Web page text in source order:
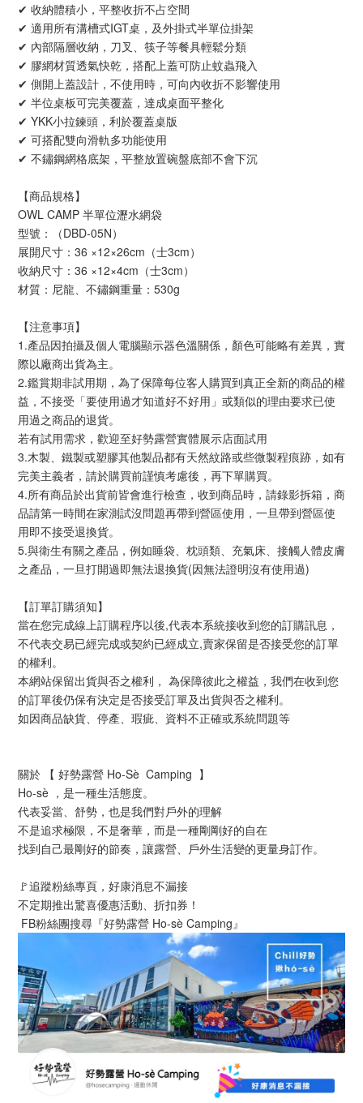
✔ 收納體積小，平整收折不占空間
✔ 適用所有溝槽式IGT桌，及外掛式半單位掛架
✔ 內部隔層收納，刀叉、筷子等餐具輕鬆分類
✔ 膠網材質透氣快乾，搭配上蓋可防止蚊蟲飛入
✔ 側開上蓋設計，不使用時，可向內收折不影響使用
✔ 半位桌板可完美覆蓋，達成桌面平整化
✔ YKK小拉鍊頭，利於覆蓋桌版
✔ 可搭配雙向滑軌多功能使用
✔ 不鏽鋼網格底架，平整放置碗盤底部不會下沉
【商品規格】
OWL CAMP 半單位瀝水網袋
型號：（DBD-05N）
展開尺寸：36 ×12×26cm（士3cm）
收納尺寸：36 ×12×4cm（士3cm）
材質：尼龍、不鏽鋼重量：530g
【注意事項】
1.產品因拍攝及個人電腦顯示器色溫關係，顏色可能略有差異，實
際以廠商出貨為主。
2.鑑賞期非試用期，為了保障每位客人購買到真正全新的商品的權
益，不接受「要使用過才知道好不好用」或類似的理由要求已使
用過之商品的退貨。
若有試用需求，歡迎至好勢露營實體展示店面試用
3.木製、鐵製或塑膠其他製品都有天然紋路或些微製程痕跡，如有
完美主義者，請於購買前謹慎考慮後，再下單購買。
4.所有商品於出貨前皆會進行檢查，收到商品時，請錄影拆箱，商
品請第一時間在家測試沒問題再帶到營區使用，一旦帶到營區使
用即不接受退換貨。
5.與衛生有關之產品，例如睡袋、枕頭類、充氣床、接觸人體皮膚
之產品，一旦打開過即無法退換貨(因無法證明沒有使用過)
【訂單訂購須知】
當在您完成線上訂購程序以後,代表本系統接收到您的訂購訊息，
不代表交易已經完成或契約已經成立,賣家保留是否接受您的訂單
的權利。
本網站保留出貨與否之權利， 為保障彼此之權益，我們在收到您
的訂單後仍保有決定是否接受訂單及出貨與否之權利。
如因商品缺貨、停產、瑕疵、資料不正確或系統問題等
關於 【 好勢露營 Ho-Sè  Camping  】
Ho-sè ，是一種生活態度。
代表妥當、舒勢，也是我們對戶外的理解
不是追求極限，不是奢華，而是一種剛剛好的自在
找到自己最剛好的節奏，讓露營、戶外生活變的更量身訂作。
🚩追蹤粉絲專頁，好康消息不漏接
不定期推出驚喜優惠活動、折扣券！
FB粉絲團搜尋『好勢露營 Ho-sè Camping』